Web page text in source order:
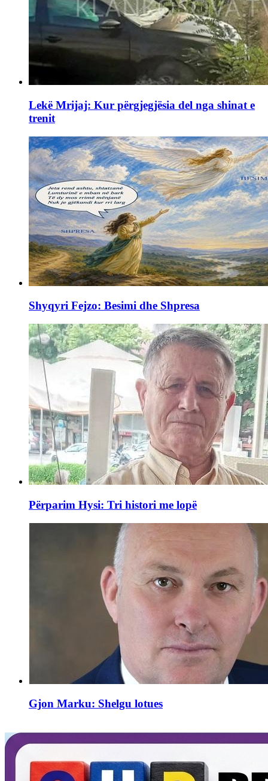
Lekë Mrijaj: Kur përgjegjësia del nga shinat e
trenit
Shyqyri Fejzo: Besimi dhe Shpresa
Përparim Hysi: Tri histori me lopë
Gjon Marku: Shelgu lotues